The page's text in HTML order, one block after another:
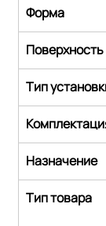
Форма
Поверхность
Тип
Назначение
Тип товара